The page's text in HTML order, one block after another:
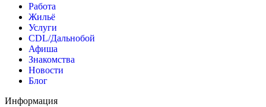
Работа
Жильё
Услуги
CDL/Дальнобой
Афиша
Знакомства
Новости
Блог
Информация